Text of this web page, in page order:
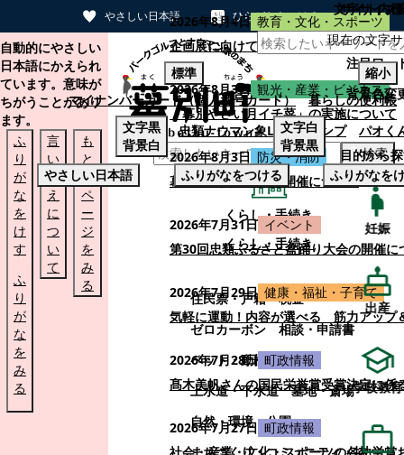
やさしい日本語 ひらがなをつける
本文へスキップする
自動的にやさしい
日本語にかえられ
ています。意味が
ちがうことがあり
ます。
ふ
り
が
な
を
け
す
ふ
り
が
な
を
み
る
言
い
替
え
に
つ
い
て
も
と
の
ペ
ー
ジ
を
み
る
検索
くらし・手続き
くらし・手続き
住民票・戸籍
税金
ゼロカーボン
相談・申請書
ペット・動植物
ごみ
上水道・下水道
墓地・斎場
自然・環境・公園
まちづくり・コミュニティ・協
2026年8月4日 教育・文化・スポーツ
企画展に向けて：安東ウメ子さんとの思
2026年8月3日 観光・産業・ビジネス
「幕別やさい月イチ菜」の実施について
2026年8月3日 防災・消防
幕別町防災フェアの開催について
2026年7月31日 イベント
第30回忠類ふるさと盆踊り大会の開催に
2026年7月29日 健康・福祉・子育て
気軽に運動！内容が選べる 筋力アップ
2026年7月28日 町政情報
髙木美帆さんの国民栄誉賞受賞決定に係
2026年7月27日 町政情報
サイト内
注目ワー
マイナンバーカード（個人番号カード）
暮らしの便利帳
忠類ナウマン象LINEスタンプ
パオく
目的から
妊娠
出産
学校教育
文字サイズ
現在の文字
標準
縮小
背景色変
文字黒
背景白
文字白
背景黒
やさしい日本語
ふりがなをつける ふりがなを